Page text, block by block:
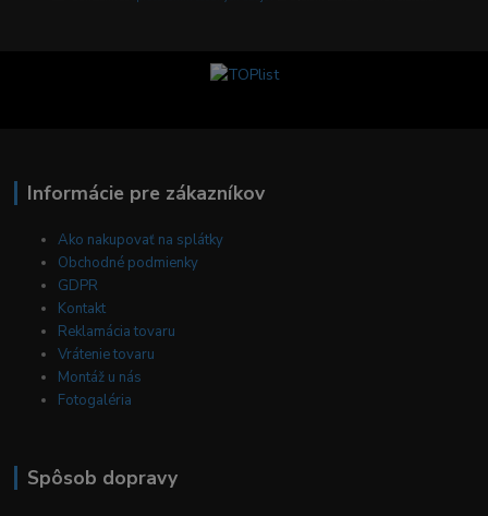
Informácie pre zákazníkov
Ako nakupovať na splátky
Obchodné podmienky
GDPR
Kontakt
Reklamácia tovaru
Vrátenie tovaru
Montáž u nás
Fotogaléria
Spôsob dopravy